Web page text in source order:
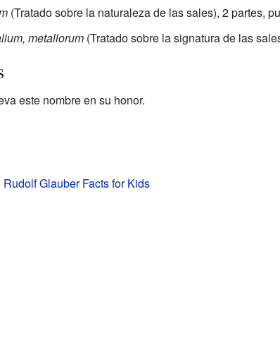
(Tratado sobre la naturaleza de las sales), 2 partes,
metallorum(Tratado sobre la signatura de las
este nombre en su honor.
Glauber Facts for Kids